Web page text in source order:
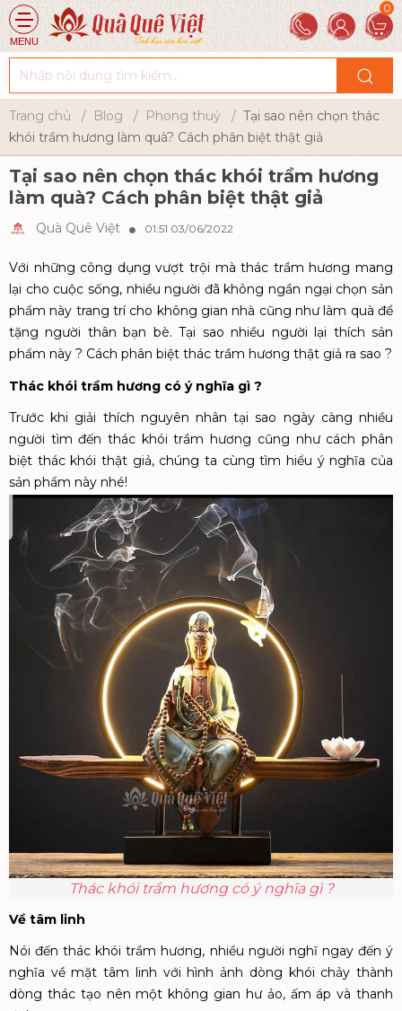
MENU
Trang chủ Blog Phong thuỷ
Tại sao nên chọn thác
khói trầm hương làm quà? Cách phân biệt thật giả
Tại sao nên chọn thác khói trầm hương
làm quà? Cách phân biệt thật giả
Quà Quê Việt 01:51 03/06/2022
Với những công dụng vượt trội mà thác trầm hương mang
lại cho cuộc sống, nhiều người đã không ngần ngại chọn sản
phẩm này trang trí cho không gian nhà cũng như làm quà để
tặng người thân bạn bè. Tại sao nhiều người lại thích sản
phẩm này ? Cách phân biệt thác trầm hương thật giả ra sao ?
Thác khói trầm hương có ý nghĩa gì ?
Trước khi giải thích nguyên nhân tại sao ngày càng nhiều
người tìm đến thác khói trầm hương cũng như cách phân
biệt thác khói thật giả, chúng ta cùng tìm hiểu ý nghĩa của
sản phẩm này nhé!
Thác khói trầm hương có ý nghĩa gì ?
Về tâm linh
Nói đến thác khói trầm hương, nhiều người nghĩ ngay đến ý
nghĩa về mặt tâm linh với hình ảnh dòng khói chảy thành
dòng thác tạo nên một không gian hư ảo, ấm áp và thanh